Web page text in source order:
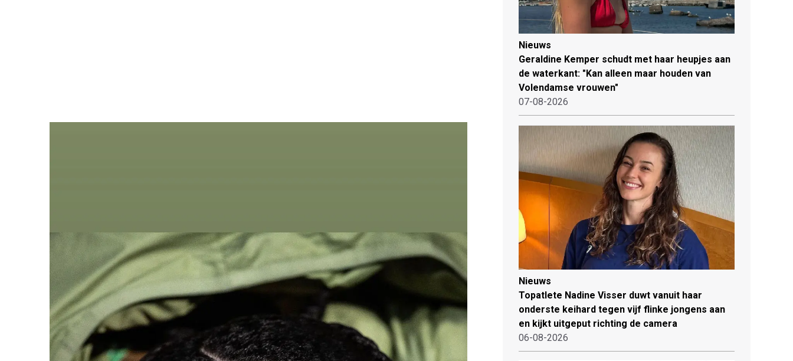
Nieuws
Geraldine Kemper schudt met haar heupjes aan
de waterkant: "Kan alleen maar houden van
Volendamse vrouwen"
07-08-2026
Nieuws
Topatlete Nadine Visser duwt vanuit haar
onderste keihard tegen vijf flinke jongens aan
en kijkt uitgeput richting de camera
06-08-2026